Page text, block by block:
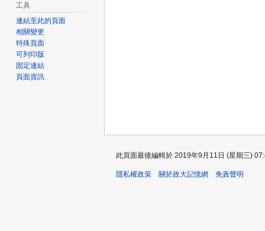
工具
連結至此的頁面
相關變更
特殊頁面
可列印版
固定連結
頁面資訊
此頁面最後編輯於 2019年9月11日 (星期三)
隱私權政策 關於政大記憶網 免責聲明